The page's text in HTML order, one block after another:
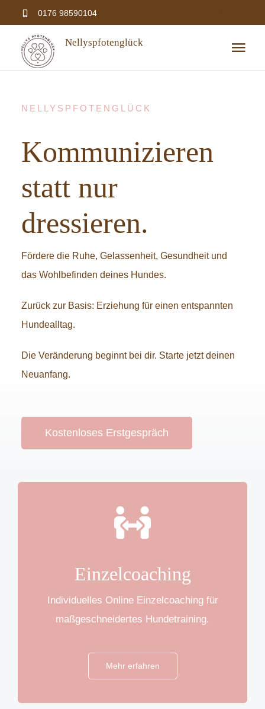
Inhalt
springen
0176 98590104
Nellyspfotenglück
Einzelcoaching
Kontakt
NELLYSPFOTENGLÜCK
Kommunizieren
statt nur
dressieren.
Fördere die Ruhe, Gelassenheit, Gesundheit und
das Wohlbefinden deines Hundes.
Zurück zur Basis: Erziehung für einen entspannten
Hundealltag.
Die Veränderung beginnt bei dir. Starte jetzt deinen
Neuanfang.
Kostenloses Erstgespräch
Einzelcoaching
Individuelles Online Einzelcoaching für
maßgeschneidertes Hundetraining.
Mehr erfahren